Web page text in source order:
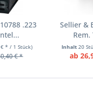
.223
* / 1 Stück)
€ *
Sellier &
Inhalt 20
ab